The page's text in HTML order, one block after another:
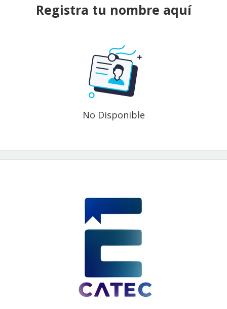
Registra tu nombre aquí
No Disponible